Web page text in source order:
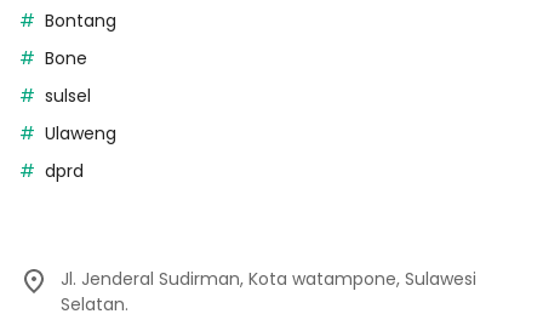
Bontang
Bone
sulsel
Ulaweng
dprd
Jl. Jenderal Sudirman, Kota watampone, Sulawesi
Selatan.